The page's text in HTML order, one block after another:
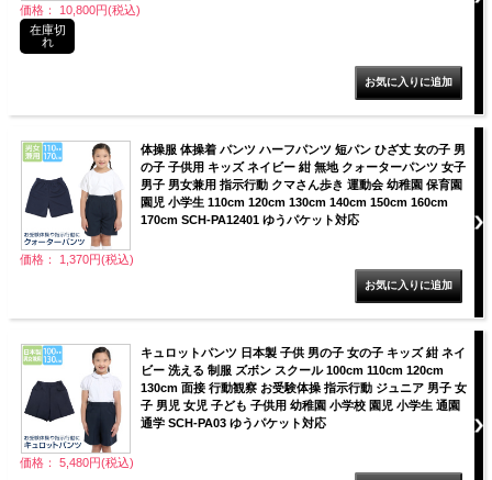
価格： 10,800円(税込)
在庫切
れ
体操服 体操着 パンツ ハーフパンツ 短パン ひざ丈 女の子 男
の子 子供用 キッズ ネイビー 紺 無地 クォーターパンツ 女子
男子 男女兼用 指示行動 クマさん歩き 運動会 幼稚園 保育園
園児 小学生 110cm 120cm 130cm 140cm 150cm 160cm
170cm SCH-PA12401 ゆうパケット対応
価格： 1,370円(税込)
キュロットパンツ 日本製 子供 男の子 女の子 キッズ 紺 ネイ
ビー 洗える 制服 ズボン スクール 100cm 110cm 120cm
130cm 面接 行動観察 お受験体操 指示行動 ジュニア 男子 女
子 男児 女児 子ども 子供用 幼稚園 小学校 園児 小学生 通園
通学 SCH-PA03 ゆうパケット対応
価格： 5,480円(税込)